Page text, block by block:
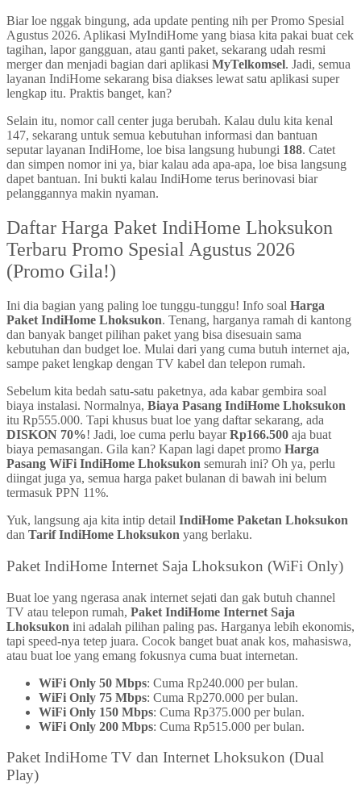
Biar loe nggak bingung, ada update penting nih per Promo Spesial
Agustus 2026. Aplikasi MyIndiHome yang biasa kita pakai buat cek
tagihan, lapor gangguan, atau ganti paket, sekarang udah resmi
merger dan menjadi bagian dari aplikasi MyTelkomsel. Jadi, semua
layanan IndiHome sekarang bisa diakses lewat satu aplikasi super
lengkap itu. Praktis banget, kan?
Selain itu, nomor call center juga berubah. Kalau dulu kita kenal
147, sekarang untuk semua kebutuhan informasi dan bantuan
seputar layanan IndiHome, loe bisa langsung hubungi 188. Catet
dan simpen nomor ini ya, biar kalau ada apa-apa, loe bisa langsung
dapet bantuan. Ini bukti kalau IndiHome terus berinovasi biar
pelanggannya makin nyaman.
Daftar Harga Paket IndiHome Lhoksukon
Terbaru Promo Spesial Agustus 2026
(Promo Gila!)
Ini dia bagian yang paling loe tunggu-tunggu! Info soal Harga
Paket IndiHome Lhoksukon. Tenang, harganya ramah di kantong
dan banyak banget pilihan paket yang bisa disesuain sama
kebutuhan dan budget loe. Mulai dari yang cuma butuh internet aja,
sampe paket lengkap dengan TV kabel dan telepon rumah.
Sebelum kita bedah satu-satu paketnya, ada kabar gembira soal
biaya instalasi. Normalnya, Biaya Pasang IndiHome Lhoksukon
itu Rp555.000. Tapi khusus buat loe yang daftar sekarang, ada
DISKON 70%! Jadi, loe cuma perlu bayarRp166.500 aja buat
biaya pemasangan. Gila kan? Kapan lagi dapet promo Harga
Pasang WiFi IndiHome Lhoksukon semurah ini? Oh ya, perlu
diingat juga ya, semua harga paket bulanan di bawah ini belum
termasuk PPN 11%.
Yuk, langsung aja kita intip detail IndiHome Paketan Lhoksukon
dan Tarif IndiHome Lhoksukon yang berlaku.
Paket IndiHome Internet Saja Lhoksukon (WiFi Only)
Buat loe yang ngerasa anak internet sejati dan gak butuh channel
TV atau telepon rumah, Paket IndiHome Internet Saja
Lhoksukon ini adalah pilihan paling pas. Harganya lebih ekonomis,
tapi speed-nya tetep juara. Cocok banget buat anak kos, mahasiswa,
atau buat loe yang emang fokusnya cuma buat internetan.
WiFi Only 50 Mbps: Cuma Rp240.000 per bulan.
WiFi Only 75 Mbps: Cuma Rp270.000 per bulan.
WiFi Only 150 Mbps: Cuma Rp375.000 per bulan.
WiFi Only 200 Mbps: Cuma Rp515.000 per bulan.
Paket IndiHome TV dan Internet Lhoksukon (Dual
Play)